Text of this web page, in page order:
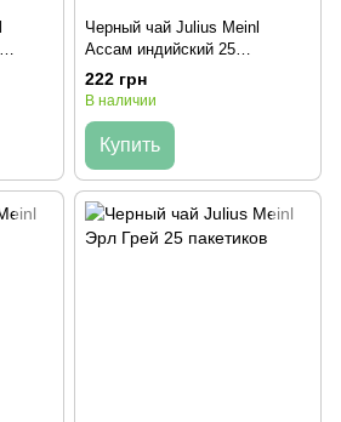
Черный чай Julius Meinl
Ассам индийский 25
пакетиков
222 грн
В наличии
Купить